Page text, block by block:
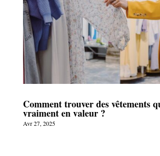
Comment trouver des vêtements
vraiment en valeur ?
Avr 27, 2025